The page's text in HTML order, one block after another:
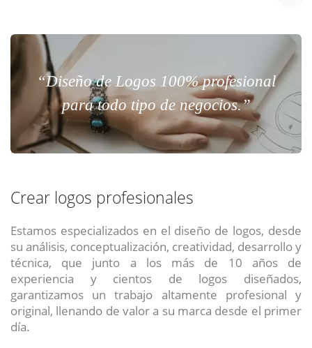
“Diseño de Logos 100% profesional
para todo tipo de negocios.”
Crear logos profesionales
Estamos especializados en el diseño de logos, desde
su análisis, conceptualización, creatividad, desarrollo y
técnica, que junto a los más de 10 años de
experiencia y cientos de logos diseñados,
garantizamos un trabajo altamente profesional y
original, llenando de valor a su marca desde el primer
día.